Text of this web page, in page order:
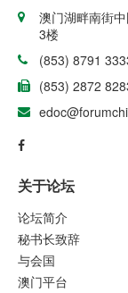
澳门湖畔南街
3楼
(853) 8791
(853) 2872
关于论坛
论坛简介
秘书长致辞
与会国
澳门平台